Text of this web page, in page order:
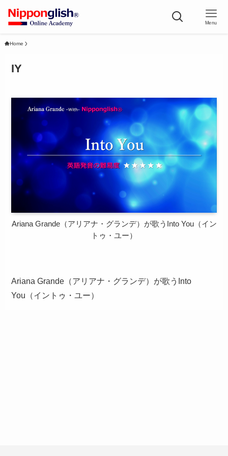
Menu
Home
IY
Ariana Grande（アリアナ・グランデ）が歌うInto You（イン
トゥ・ユー）
Ariana Grande（アリアナ・グランデ）が歌うInto
You（イントゥ・ユー）